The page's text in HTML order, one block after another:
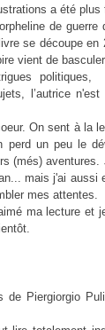
a été plus
de
se découpe
vient de
politiques,
l’autrice
On sent à la
un peu le
(més)
mais j'ai
mes attentes.
ma lecture et
de Piergiorgio